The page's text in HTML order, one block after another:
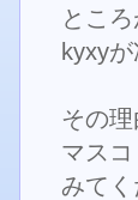
とこ
kyxyが
その
マス
みて